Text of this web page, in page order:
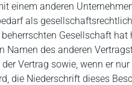
einem anderen
als
Gesellschaft
Namen des anderen
Vertrag sowie, wenn er
die Niederschrift dieses